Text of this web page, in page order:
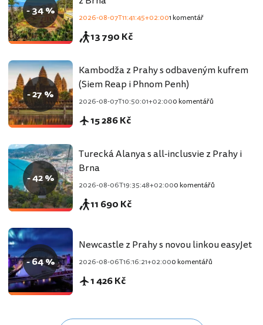
- 34 %
2026-08-07T11:41:45+02:001 komentář
13 790 Kč
- 27 %
Kambodža z Prahy s odbaveným kufrem
(Siem Reap i Phnom Penh)
2026-08-07T10:50:01+02:000 komentářů
15 286 Kč
- 42 %
Turecká Alanya s all-inclusvie z Prahy i
Brna
2026-08-06T19:35:48+02:000 komentářů
11 690 Kč
- 64 %
Newcastle z Prahy s novou linkou easyJet
2026-08-06T16:16:21+02:000 komentářů
1 426 Kč